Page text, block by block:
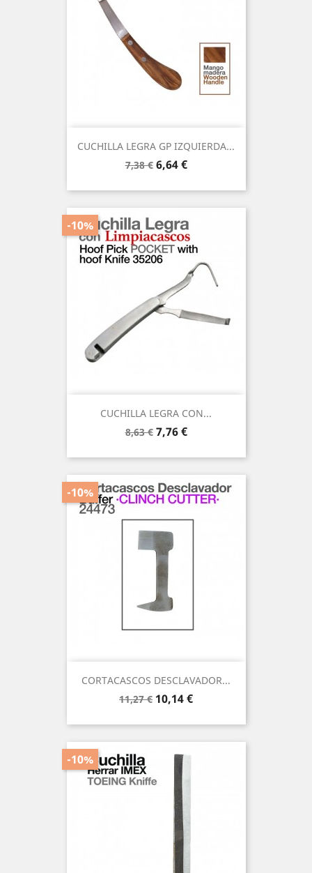
CUCHILLA LEGRA GP IZQUIERDA...
Precio
7,38 € Precio
6,64 €
CUCHILLA LEGRA CON...
Precio
8,63 €
-10%
Precio
7,76 €
CORTACASCOS DESCLAVADOR...
Precio
11,27 €
-10%
Precio
10,14 €
-10%